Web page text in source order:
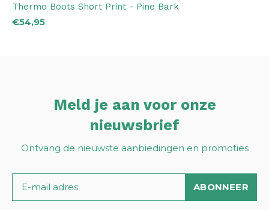
Thermo Boots Short Print - Pine Bark
€54,95
Meld je aan voor onze
nieuwsbrief
Ontvang de nieuwste aanbiedingen en promoties
ABONNEER